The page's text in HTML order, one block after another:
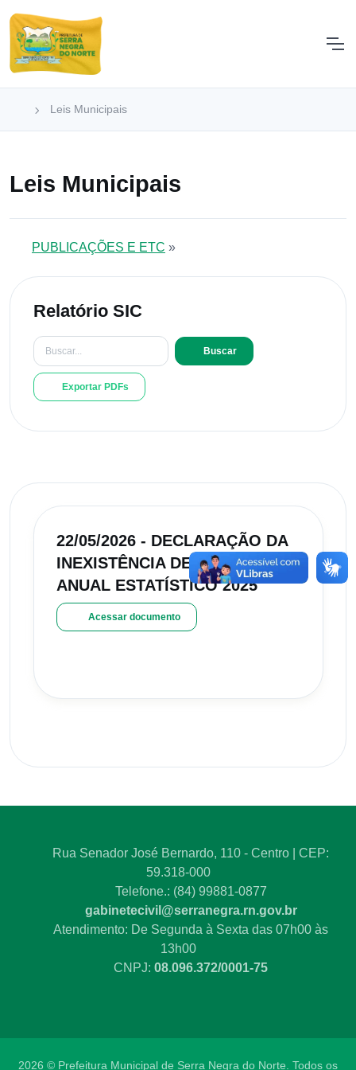
Leis Municipais
Leis Municipais
PUBLICAÇÕES E ETC »
Relatório SIC
Buscar
Exportar PDFs
22/05/2026 - DECLARAÇÃO DA
INEXISTÊNCIA DE RELATÓRIO
ANUAL ESTATÍSTICO 2025
Acessar documento
Rua Senador José Bernardo, 110 - Centro | CEP:
59.318-000
Telefone.: (84) 99881-0877
gabinetecivil@serranegra.rn.gov.br
Atendimento: De Segunda à Sexta das 07h00 às
13h00
CNPJ: 08.096.372/0001-75
2026 © Prefeitura Municipal de Serra Negra do Norte. Todos os